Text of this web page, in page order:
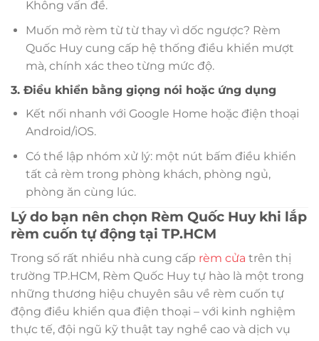
Không vấn đề.
Muốn mở rèm từ từ thay vì dốc ngược? Rèm
Quốc Huy cung cấp hệ thống điều khiển mượt
mà, chính xác theo từng mức độ.
3. Điều khiển bằng giọng nói hoặc ứng dụng
Kết nối nhanh với Google Home hoặc điện thoại
Android/iOS.
Có thể lập nhóm xử lý: một nút bấm điều khiển
tất cả rèm trong phòng khách, phòng ngủ,
phòng ăn cùng lúc.
Lý do bạn nên chọn Rèm Quốc Huy khi lắp
rèm cuốn tự động tại TP.HCM
Trong số rất nhiều nhà cung cấp rèm cửa trên thị
trường TP.HCM, Rèm Quốc Huy tự hào là một trong
những thương hiệu chuyên sâu về rèm cuốn tự
động điều khiển qua điện thoại – với kinh nghiệm
thực tế, đội ngũ kỹ thuật tay nghề cao và dịch vụ